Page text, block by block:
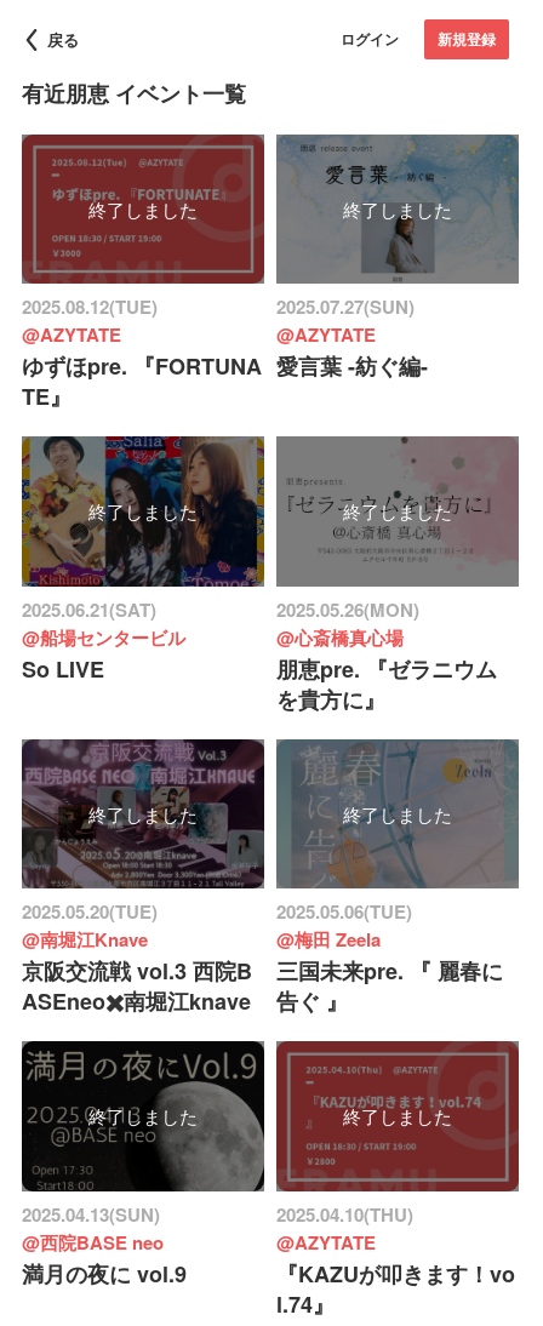
戻る ログイン 新規登録
有近朋恵 イベント一覧
終了しました
2025.08.12(TUE)
@AZYTATE
ゆずほpre. 『FORTUNA
TE』
終了しました
2025.07.27(SUN)
@AZYTATE
愛言葉 -紡ぐ編-
終了しました
2025.06.21(SAT)
@船場センタービル
So LIVE
終了しました
2025.05.26(MON)
@心斎橋真心場
朋恵pre. 『ゼラニウム
を貴方に』
終了しました
2025.05.20(TUE)
@南堀江Knave
京阪交流戦 vol.3 西院B
ASEneo✖️南堀江knave
終了しました
2025.05.06(TUE)
@梅田 Zeela
三国未来pre. 『 麗春に
告ぐ 』
終了しました
2025.04.13(SUN)
@西院BASE neo
満月の夜に vol.9
終了しました
2025.04.10(THU)
@AZYTATE
『KAZUが叩きます！vo
l.74』